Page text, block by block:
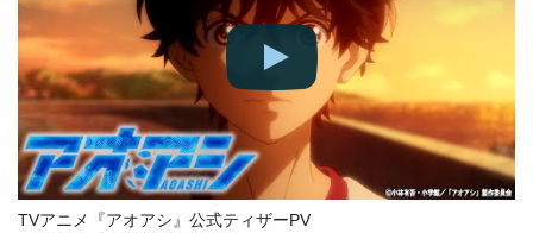
TVアニメ『アオアシ』公式ティザーPV